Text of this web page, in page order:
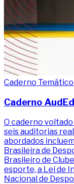
Caderno Temático
Caderno
O caderno
seis auditorias
abordados
Brasileira de
Brasileiro de
esporte, a Lei de
Nacional de